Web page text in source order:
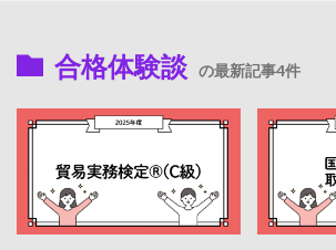
合格体験談 の最新記事4件